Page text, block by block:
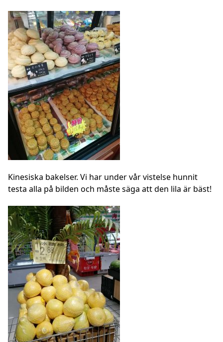
Kinesiska bakelser. Vi har under vår vistelse hunnit
testa alla på bilden och måste säga att den lila är bäst!